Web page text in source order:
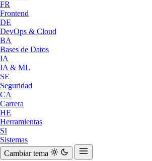
FR
Frontend
DE
DevOps & Cloud
BA
Bases de Datos
IA
IA & ML
SE
Seguridad
CA
Carrera
HE
Herramientas
SI
Sistemas
Cambiar tema